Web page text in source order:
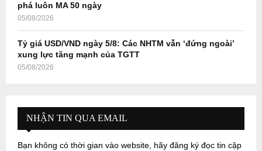
phá luôn MA 50 ngày
05/08/2026
Tỷ giá USD/VND ngày 5/8: Các NHTM vẫn ‘đứng ngoài’
xung lực tăng mạnh của TGTT
05/08/2026
NHẬN TIN QUA EMAIL
Bạn không có thời gian vào website, hãy đăng ký đọc tin cập